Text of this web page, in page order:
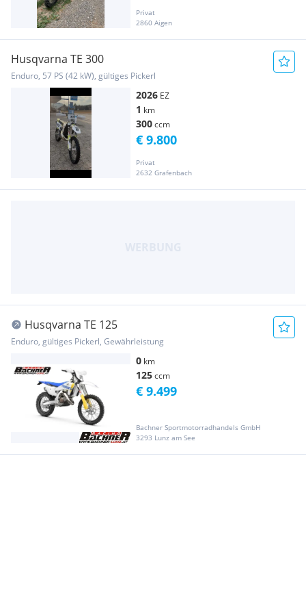
Privat
2860 Aigen
Husqvarna TE 300
Enduro, 57 PS (42 kW), gültiges Pickerl
2026 EZ
1 km
300ccm
Privat
2632 Grafenbach
€ 9.800
Husqvarna TE 125
Enduro, gültiges Pickerl, Gewährleistung
0 km
125ccm
Bachner Sportmotorradhandels GmbH
3293 Lunz am See
€ 9.499